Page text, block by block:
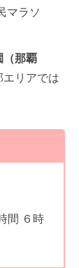
マラソ
（那覇
リアでは
間 ６時